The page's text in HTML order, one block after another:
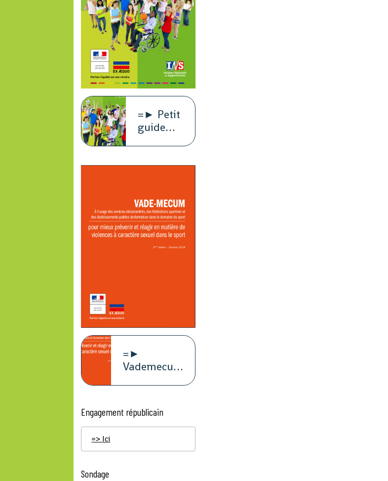
=► Petit
guide
=►
Vademecum
Engagement républicain
=> Ici
Sondage